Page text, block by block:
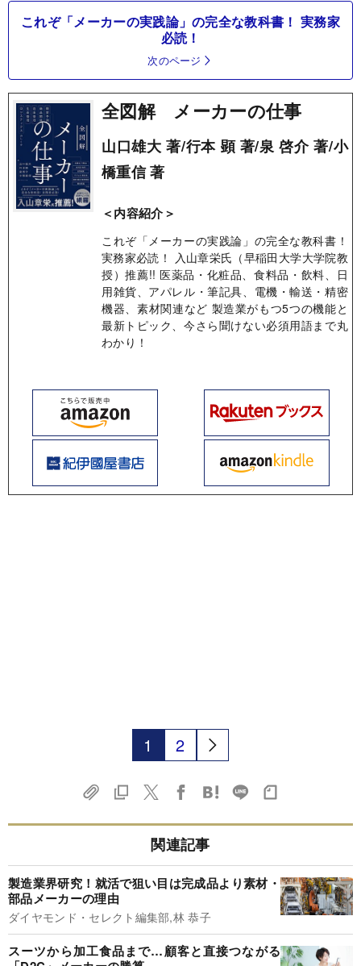
これぞ「メーカーの実践論」の完全な教科書！ 実務家
必読！
次のページ
全図解 メーカーの仕事
山口雄大 著/行本 顕 著/泉 啓介 著/小
橋重信 著
＜内容紹介＞
これぞ「メーカーの実践論」の完全な教科書！
実務家必読！ 入山章栄氏（早稲田大学大学院教
授）推薦!! 医薬品・化粧品、食料品・飲料、日
用雑貨、アパレル・筆記具、電機・輸送・精密
機器、素材関連など 製造業がもつ5つの機能と
最新トピック、今さら聞けない必須用語まで丸
わかり！
1 2
関連記事
製造業界研究！就活で狙い目は完成品より素材・
部品メーカーの理由
ダイヤモンド・セレクト編集部,林 恭子
スーツから加工食品まで…顧客と直接つながる